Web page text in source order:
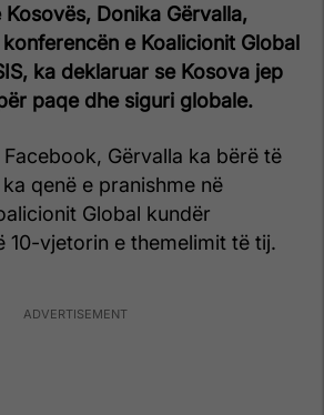
Donika Gërvalla,
e Koalicionit Global
ka deklaruar se Kosova jep
paqe dhe siguri globale.
Gërvalla ka bërë të
qenë e pranishme në
Global kundër
10-vjetorin e themelimit të tij.